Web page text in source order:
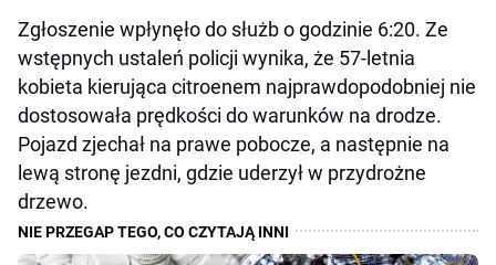
Zgłoszenie wpłynęło do służb o godzinie 6:20. Ze
wstępnych ustaleń policji wynika, że 57-letnia
kobieta kierująca citroenem najprawdopodobniej nie
dostosowała prędkości do warunków na drodze.
Pojazd zjechał na prawe pobocze, a następnie na
lewą stronę jezdni, gdzie uderzył w przydrożne
drzewo.